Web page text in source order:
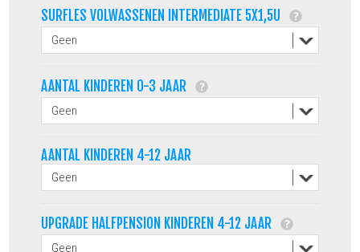
SURFLES VOLWASSENEN INTERMEDIATE 5X1,5U
AANTAL KINDEREN 0-3 JAAR
AANTAL KINDEREN 4-12 JAAR
UPGRADE HALFPENSION KINDEREN 4-12 JAAR